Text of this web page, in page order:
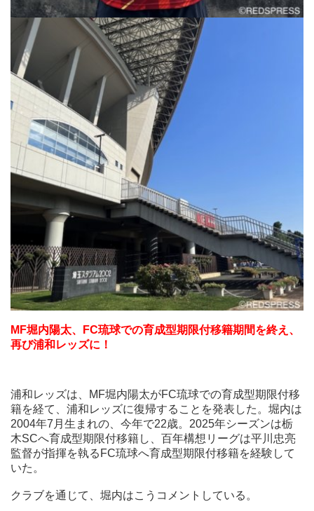
MF堀内陽太、FC琉球での育成型期限付移籍期間を終え、
再び浦和レッズに！
浦和レッズは、MF堀内陽太がFC琉球での育成型期限付移
籍を経て、浦和レッズに復帰することを発表した。堀内は
2004年7月生まれの、今年で22歳。2025年シーズンは栃
木SCへ育成型期限付移籍し、百年構想リーグは平川忠亮
監督が指揮を執るFC琉球へ育成型期限付移籍を経験して
いた。
クラブを通じて、堀内はこうコメントしている。